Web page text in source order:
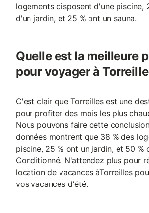
logements disposent d'une piscine,
d'un jardin, et 25 % ont un sauna.
Quelle est la meilleure
pour voyager à
C'est clair que Torreilles est une
pour profiter des mois les plus
Nous pouvons faire cette
données montrent que 38 % des
piscine, 25 % ont un jardin, et 50 %
Conditionné. N'attendez plus pour
location de vacances àTorreilles
vos vacances d'été.